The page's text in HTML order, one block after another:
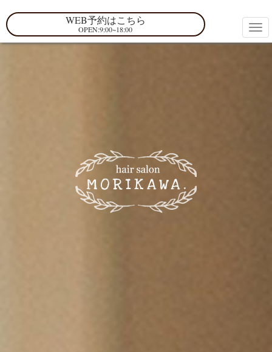
WEB予約はこちら
OPEN:9:00~18:00